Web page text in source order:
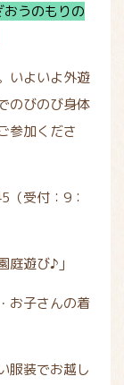
りの
いよいよ外遊
のびのび身体
参加くださ
受付：9：
庭遊び♪」
お子さんの着
服装でお越し